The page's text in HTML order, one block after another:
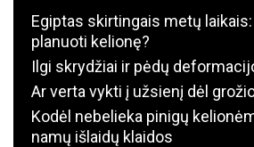
Egiptas skirtingais metų
planuoti kelionę?
Ilgi skrydžiai ir pėdų
Ar verta vykti į užsienį dėl
Kodėl nebelieka pinigų
namų išlaidų klaidos